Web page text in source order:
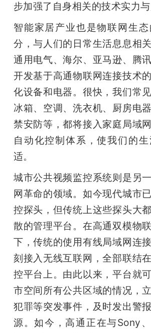
步加强了自身相关的技术实力与
智能家居产业也是物联网生
分，与人们的日常生活息息相
通用电气、海尔、亚马逊、腾
开发基于高通物联网连接技术
化设备和电器。很快，我们常
冰箱、空调、洗衣机、厨房电
禁安防等，都将接入家庭局域
自动化控制体系，使我们的
适。
城市公共视频监控系统则是另
网革命的领域。如今现代城市
控探头，但传统上这些探头大
散的管理平台。在高通双模物
下，传统的使用有线局域网连
刻接入无线互联网，全部联结
控平台上。由此以来，平台就
市空间所有公共区域的情况，
犯罪等突发事件，及时发出警
源。如今，高通正在与Sony